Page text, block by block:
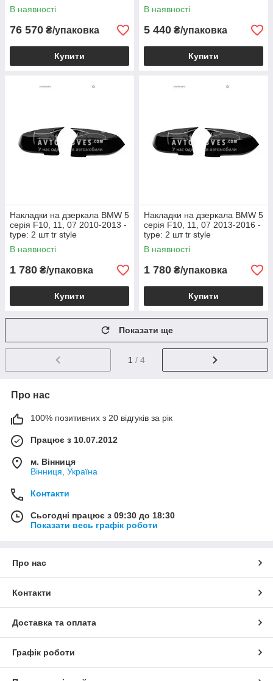
В наявності
76 570 ₴/упаковка
Купити
В наявності
5 440 ₴/упаковка
Купити
Накладки на дзеркала BMW 5
серія F10, 11, 07 2010-2013 -
type: 2 шт tr style
В наявності
1 780 ₴/упаковка
Купити
Накладки на дзеркала BMW 5
серія F10, 11, 07 2013-2016 -
type: 2 шт tr style
В наявності
1 780 ₴/упаковка
Купити
Показати ще
1 / 4
Про нас
100% позитивних з 20 відгуків за рік
Працює з 10.07.2012
м. Вінниця
Вінниця, Україна
Контакти
Сьогодні працює з 09:30 до 18:30
Показати весь графік роботи
Про нас
Контакти
Доставка та оплата
Графік роботи